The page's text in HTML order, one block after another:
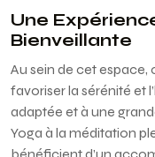
Une
Bienveillante
Au sein de cet
favoriser la sérénité et
adaptée et à une
Yoga à la méditation